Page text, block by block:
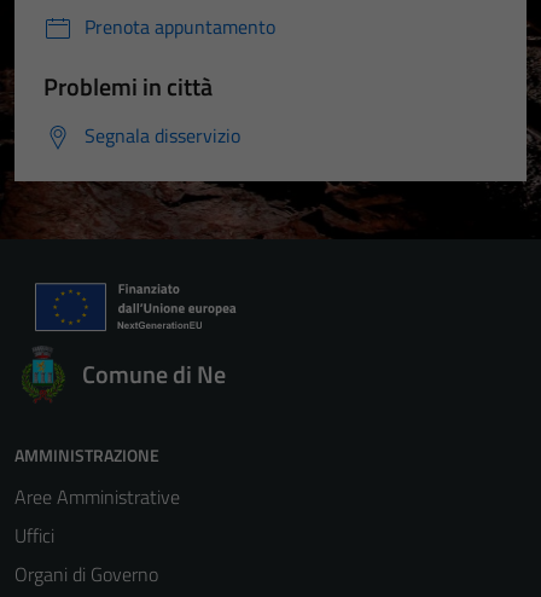
Prenota appuntamento
Problemi in città
Segnala disservizio
Comune di Ne
AMMINISTRAZIONE
Aree Amministrative
Uffici
Organi di Governo